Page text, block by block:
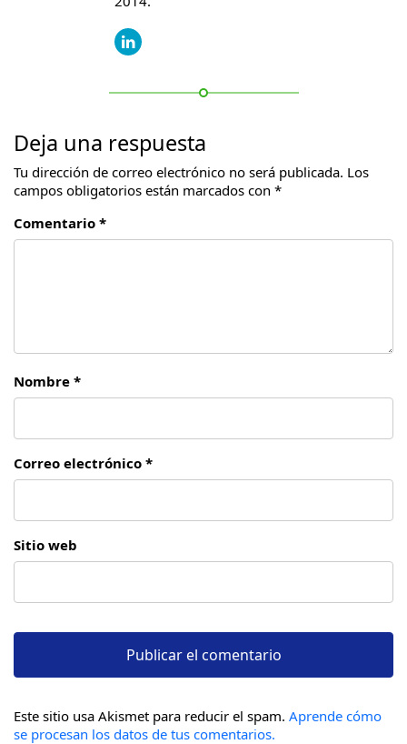
Deja una respuesta
Tu dirección de correo electrónico no será publicada. Los
campos obligatorios están marcados con *
Comentario *
Nombre *
Correo electrónico *
Sitio web
Este sitio usa Akismet para reducir el spam. Aprende cómo
se procesan los datos de tus comentarios.